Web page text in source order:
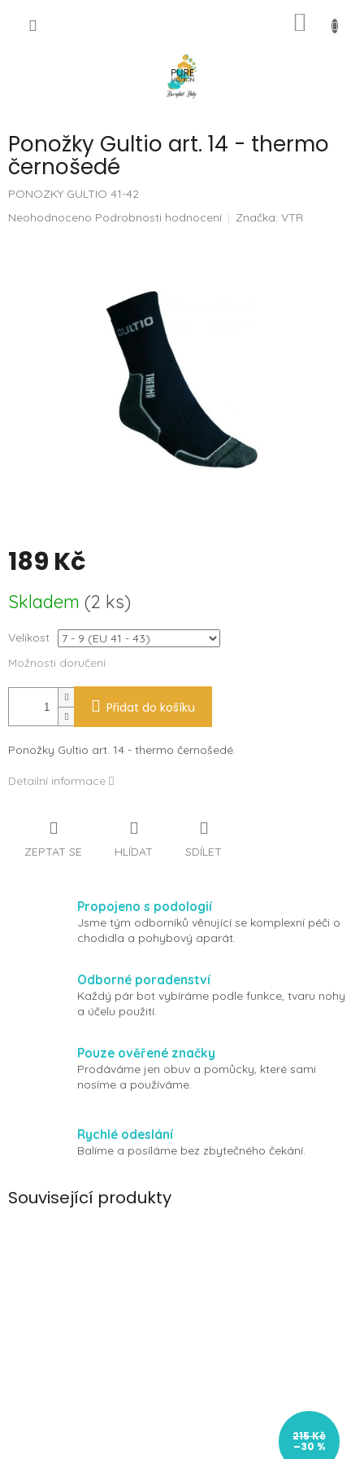
Ponožky Gultio art. 14 - thermo
černošedé
PONOZKY GULTIO 41-42
Průměrné
Neohodnoceno Podrobnosti hodnocení Značka:VTR
189 Kč
cena:
Skladem (2 ks)
Velikost
Možnosti doručení
Přidat do košíku
Ponožky Gultio art. 14 - thermo černošedé.
Detailní informace
ZEPTAT SE HLÍDAT SDÍLET
Propojeno s podologií
Jsme tým odborníků věnující se komplexní péči o
chodidla a pohybový aparát.
Odborné poradenství
Každý pár bot vybíráme podle funkce, tvaru nohy
a účelu použití.
Pouze ověřené značky
Prodáváme jen obuv a pomůcky, které sami
nosíme a používáme.
Rychlé odeslání
Balíme a posíláme bez zbytečného čekání.
Související produkty
215 Kč
–30 %